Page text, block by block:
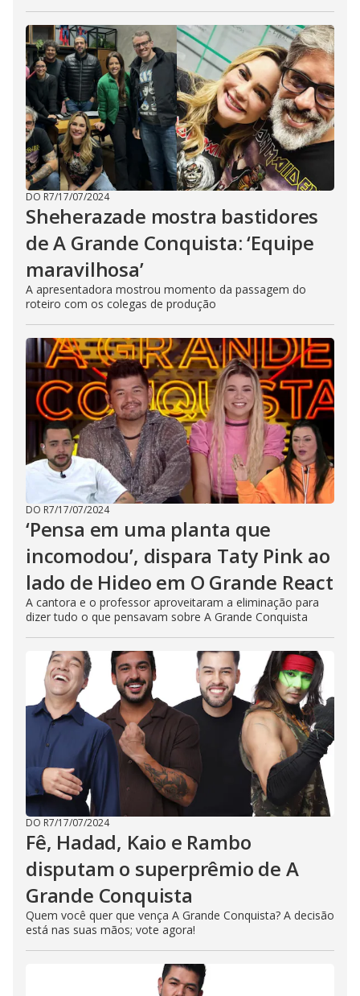
DO R7/17/07/2024
Sheherazade mostra bastidores
de A Grande Conquista: ‘Equipe
maravilhosa’
A apresentadora mostrou momento da passagem do
roteiro com os colegas de produção
DO R7/17/07/2024
‘Pensa em uma planta que
incomodou’, dispara Taty Pink ao
lado de Hideo em O Grande React
A cantora e o professor aproveitaram a eliminação para
dizer tudo o que pensavam sobre A Grande Conquista
DO R7/17/07/2024
Fê, Hadad, Kaio e Rambo
disputam o superprêmio de A
Grande Conquista
Quem você quer que vença A Grande Conquista? A decisão
está nas suas mãos; vote agora!